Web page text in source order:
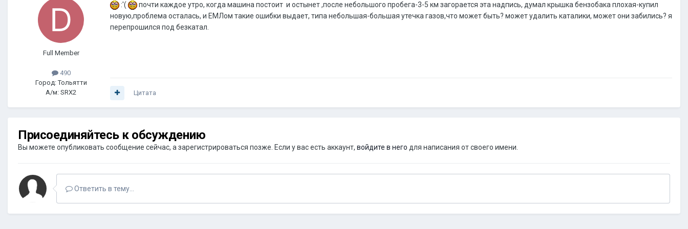
Full Member
490
Город: Тольятти
А/м: SRX2
:'(
почти каждое утро, когда машина постоит и остынет ,после небольшого пробега-3-5 км загорается эта надпись, думал крышка бензобака плохая-купил
новую,проблема осталась, и ЕМЛом такие ошибки выдает, типа небольшая-большая утечка газов,что может быть? может удалить каталики, может они забились? я
перепрошился под безкатал.
Цитата
Присоединяйтесь к обсуждению
Вы можете опубликовать сообщение сейчас, а зарегистрироваться позже. Если у вас есть аккаунт, войдите в него для написания от своего имени.
Ответить в тему...